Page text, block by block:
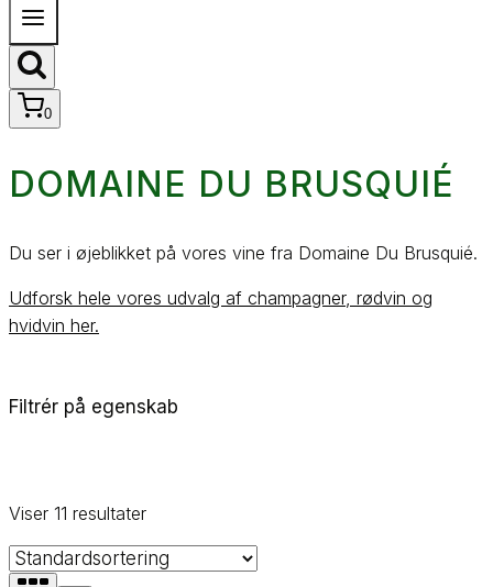
0
DOMAINE DU BRUSQUIÉ
Du ser i øjeblikket på vores vine fra Domaine Du Brusquié.
Udforsk hele vores udvalg af champagner, rødvin og
hvidvin her.
Viser 11 resultater
Filtrér på egenskab